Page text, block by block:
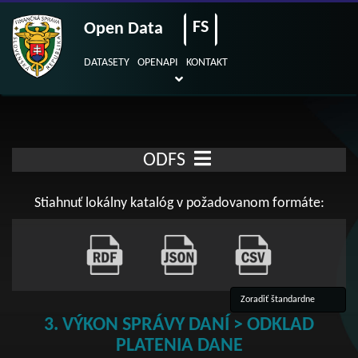
Open Data FS
DATASETY OPENAPI KONTAKT
ODFS
Stiahnuť lokálny katalóg v požadovanom formáte:
3. VÝKON SPRÁVY DANÍ > ODKLAD
PLATENIA DANE